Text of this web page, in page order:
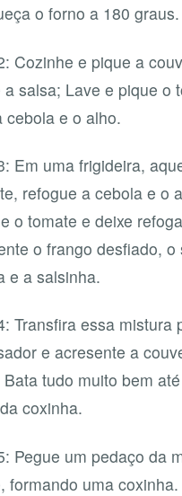
o forno a 180 graus.
Cozinhe e pique a
a salsa; Lave e pique o
cebola e o alho.
Em uma frigideira,
refogue a cebola e o
o tomate e deixe
o frango desfiado, o
e a salsinha.
Transfira essa mistura
e acresente a
Bata tudo muito bem
coxinha.
Pegue um pedaço da
formando uma